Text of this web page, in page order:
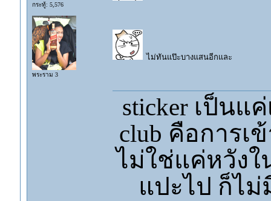
กระทู้: 5,576
พระราม 3
ไม่ทันแป๊ะบางแสนอีกและ
sticker เป็นแ
club คือการ
ไม่ใช่แค่หวังใ
แปะไป ก็ไม่